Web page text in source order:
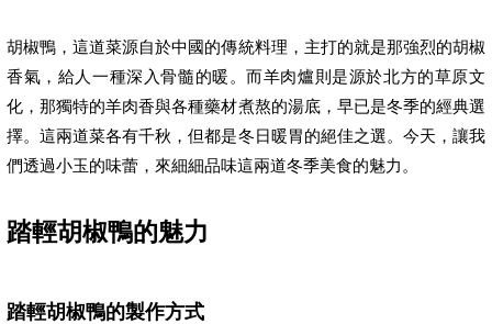
胡椒鴨，這道菜源自於中國的傳統料理，主打的就是那強烈的胡椒
香氣，給人一種深入骨髓的暖。而羊肉爐則是源於北方的草原文
化，那獨特的羊肉香與各種藥材煮熬的湯底，早已是冬季的經典選
擇。這兩道菜各有千秋，但都是冬日暖胃的絕佳之選。今天，讓我
們透過小玉的味蕾，來細細品味這兩道冬季美食的魅力。
踏輕胡椒鴨的魅力
踏輕胡椒鴨的製作方式